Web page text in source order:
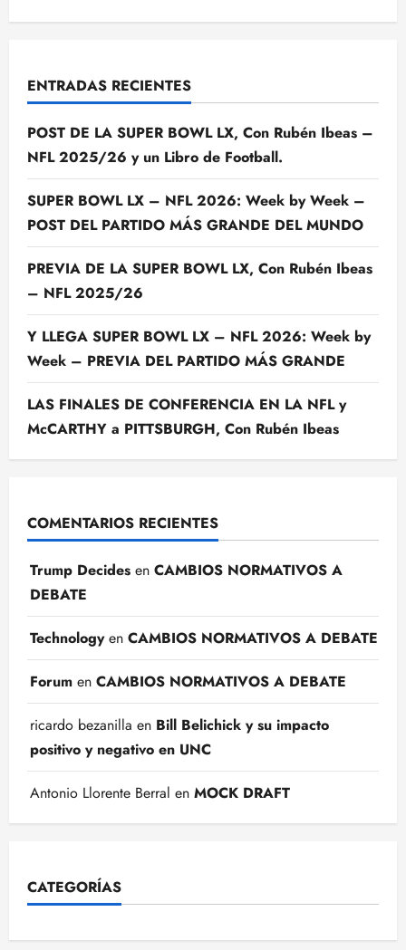
ENTRADAS RECIENTES
POST DE LA SUPER BOWL LX, Con Rubén Ibeas –
NFL 2025/26 y un Libro de Football.
SUPER BOWL LX – NFL 2026: Week by Week –
POST DEL PARTIDO MÁS GRANDE DEL MUNDO
PREVIA DE LA SUPER BOWL LX, Con Rubén Ibeas
– NFL 2025/26
Y LLEGA SUPER BOWL LX – NFL 2026: Week by
Week – PREVIA DEL PARTIDO MÁS GRANDE
LAS FINALES DE CONFERENCIA EN LA NFL y
McCARTHY a PITTSBURGH, Con Rubén Ibeas
COMENTARIOS RECIENTES
Trump Decides en CAMBIOS NORMATIVOS A
DEBATE
Technologyen CAMBIOS NORMATIVOS A DEBATE
Forum en CAMBIOS NORMATIVOS A DEBATE
ricardo bezanilla en Bill Belichick y su impacto
positivo y negativo en UNC
Antonio Llorente Berral en MOCK DRAFT
CATEGORÍAS